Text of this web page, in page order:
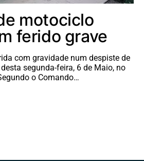
motociclo
ferido grave
com gravidade num despiste de
segunda-feira, 6 de Maio, no
o Comando…